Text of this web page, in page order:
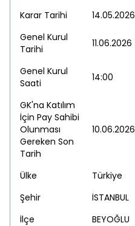
Karar Tarihi
14.05.2026
Genel Kurul
Tarihi
11.06.2026
Genel Kurul
Saati
14:00
GK'na Katılım
İçin Pay Sahibi
Olunması
Gereken Son
Tarih
10.06.2026
Ülke
Türkiye
Şehir
İSTANBUL
İlçe
BEYOĞLU